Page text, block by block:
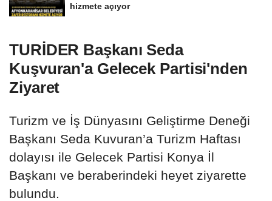
hizmete açıyor
TURİDER Başkanı Seda
Kuşvuran'a Gelecek Partisi'nden
Ziyaret
Turizm ve İş Dünyasını Geliştirme Deneği
Başkanı Seda Kuvuran’a Turizm Haftası
dolayısı ile Gelecek Partisi Konya İl
Başkanı ve beraberindeki heyet ziyarette
bulundu.